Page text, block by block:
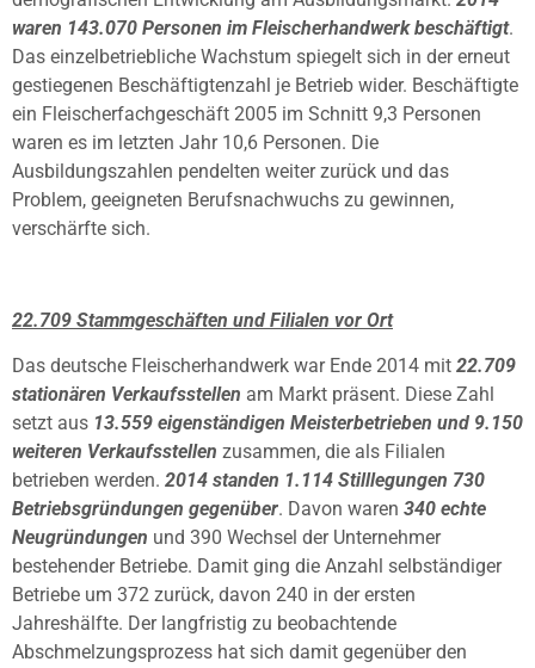
waren 143.070 Personen im Fleischerhandwerk beschäftigt.
Das einzelbetriebliche Wachstum spiegelt sich in der erneut
gestiegenen Beschäftigtenzahl je Betrieb wider. Beschäftigte
ein Fleischerfachgeschäft 2005 im Schnitt 9,3 Personen
waren es im letzten Jahr 10,6 Personen. Die
Ausbildungszahlen pendelten weiter zurück und das
Problem, geeigneten Berufsnachwuchs zu gewinnen,
verschärfte sich.
22.709 Stammgeschäften und Filialen vor Ort
Das deutsche Fleischerhandwerk war Ende 2014 mit 22.709
stationären Verkaufsstellen am Markt präsent. Diese Zahl
setzt aus 13.559 eigenständigen Meisterbetrieben und 9.150
weiteren Verkaufsstellen zusammen, die als Filialen
betrieben werden. 2014 standen 1.114 Stilllegungen 730
Betriebsgründungen gegenüber. Davon waren 340 echte
Neugründungen und 390 Wechsel der Unternehmer
bestehender Betriebe. Damit ging die Anzahl selbständiger
Betriebe um 372 zurück, davon 240 in der ersten
Jahreshälfte. Der langfristig zu beobachtende
Abschmelzungsprozess hat sich damit gegenüber den